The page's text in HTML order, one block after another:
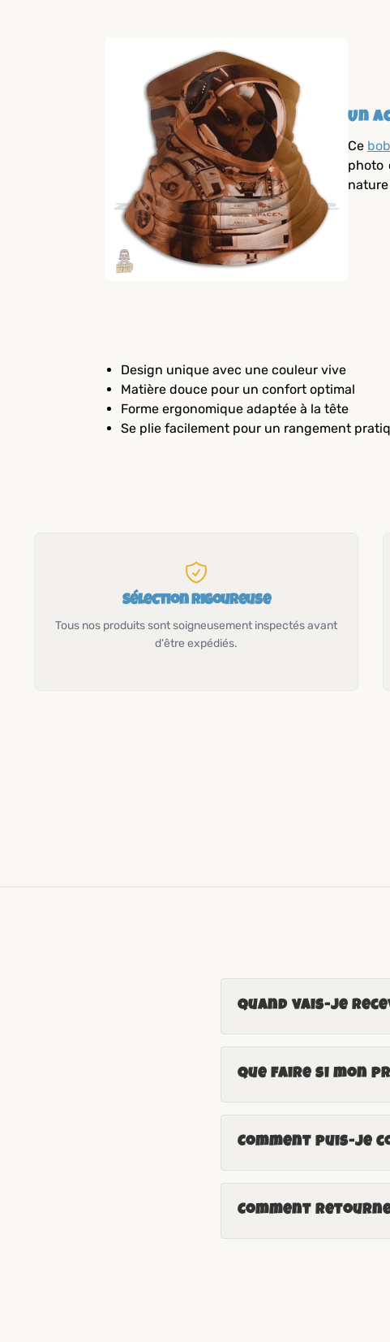
Un
Ce bob
photo
Design unique avec une couleur vive
Matière douce pour un confort optimal
Forme ergonomique adaptée à la tête
Se plie facilement pour un rangement
Sélection rigoureuse
Tous nos produits sont soigneusement inspectés avant
d'être expédiés.
Quand vais-je
Que faire si mon
Comment puis-je
Comment